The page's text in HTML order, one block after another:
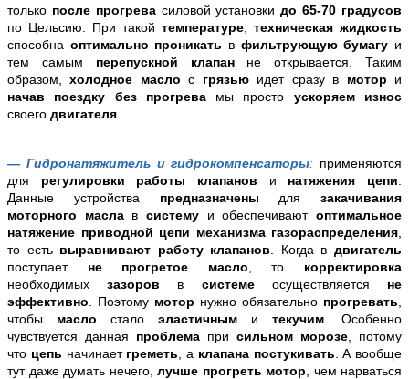
только после прогревасиловой установкидо 65-70 градусов
по Цельсию. При такой температуре
техническая жидкость
способна оптимально проникать в фильтрующую бумагу и
тем самым перепускной клапанне открывается. Таким
образом,холодное масло с грязьюидет сразу в мотор и
начав поездку без прогревамы просто ускоряем износ
своего двигателя
— Гидронатяжитель и гидрокомпенсаторы: применяются
для регулировки работы клапанов и натяжения цепи
Данные устройства предназначены для закачивания
моторного маславсистему и обеспечиваютоптимальное
натяжение приводной цепи механизма газораспределения
то есть выравнивают работу клапанов . Когда вдвигатель
поступает не прогретое масло , то корректировка
необходимыхзазоров в системеосуществляется не
эффективно . Поэтому мотор нужно обязательно прогревать
чтобы масло стало эластичным и текучим . Особенно
чувствуется данная проблема при сильном морозе , потому
что цепь начинает греметь , а клапана постукивать . А вообще
тут даже думать нечего, лучше прогреть мотор , чем нарваться